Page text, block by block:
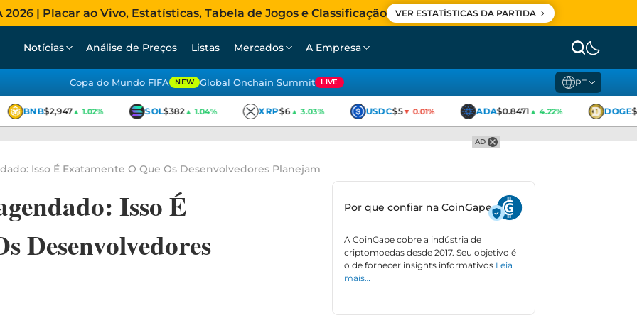
| Placar ao Vivo, Estatísticas, Tabela de Jogos e Classificação VER ESTATÍSTICAS DA PARTIDA
Notícias Análise de Preços Listas Mercados A Empresa
Copa do Mundo FIFA NEW Global Onchain Summit LIVE PT
BNB$2,947▲ 1.02% SOL$382▲ 1.04% XRP$6▲ 3.03% USDC$5▼ 0.01% ADA$0.8471▲ 4.22% DOGE
AD
Isso É Exatamente O Que Os Desenvolvedores Planejam
Isso É
Desenvolvedores
Por que confiar na CoinGape
A CoinGape cobre a indústria de
criptomoedas desde 2017. Seu objetivo é
o de fornecer insights informativos Leia
mais…